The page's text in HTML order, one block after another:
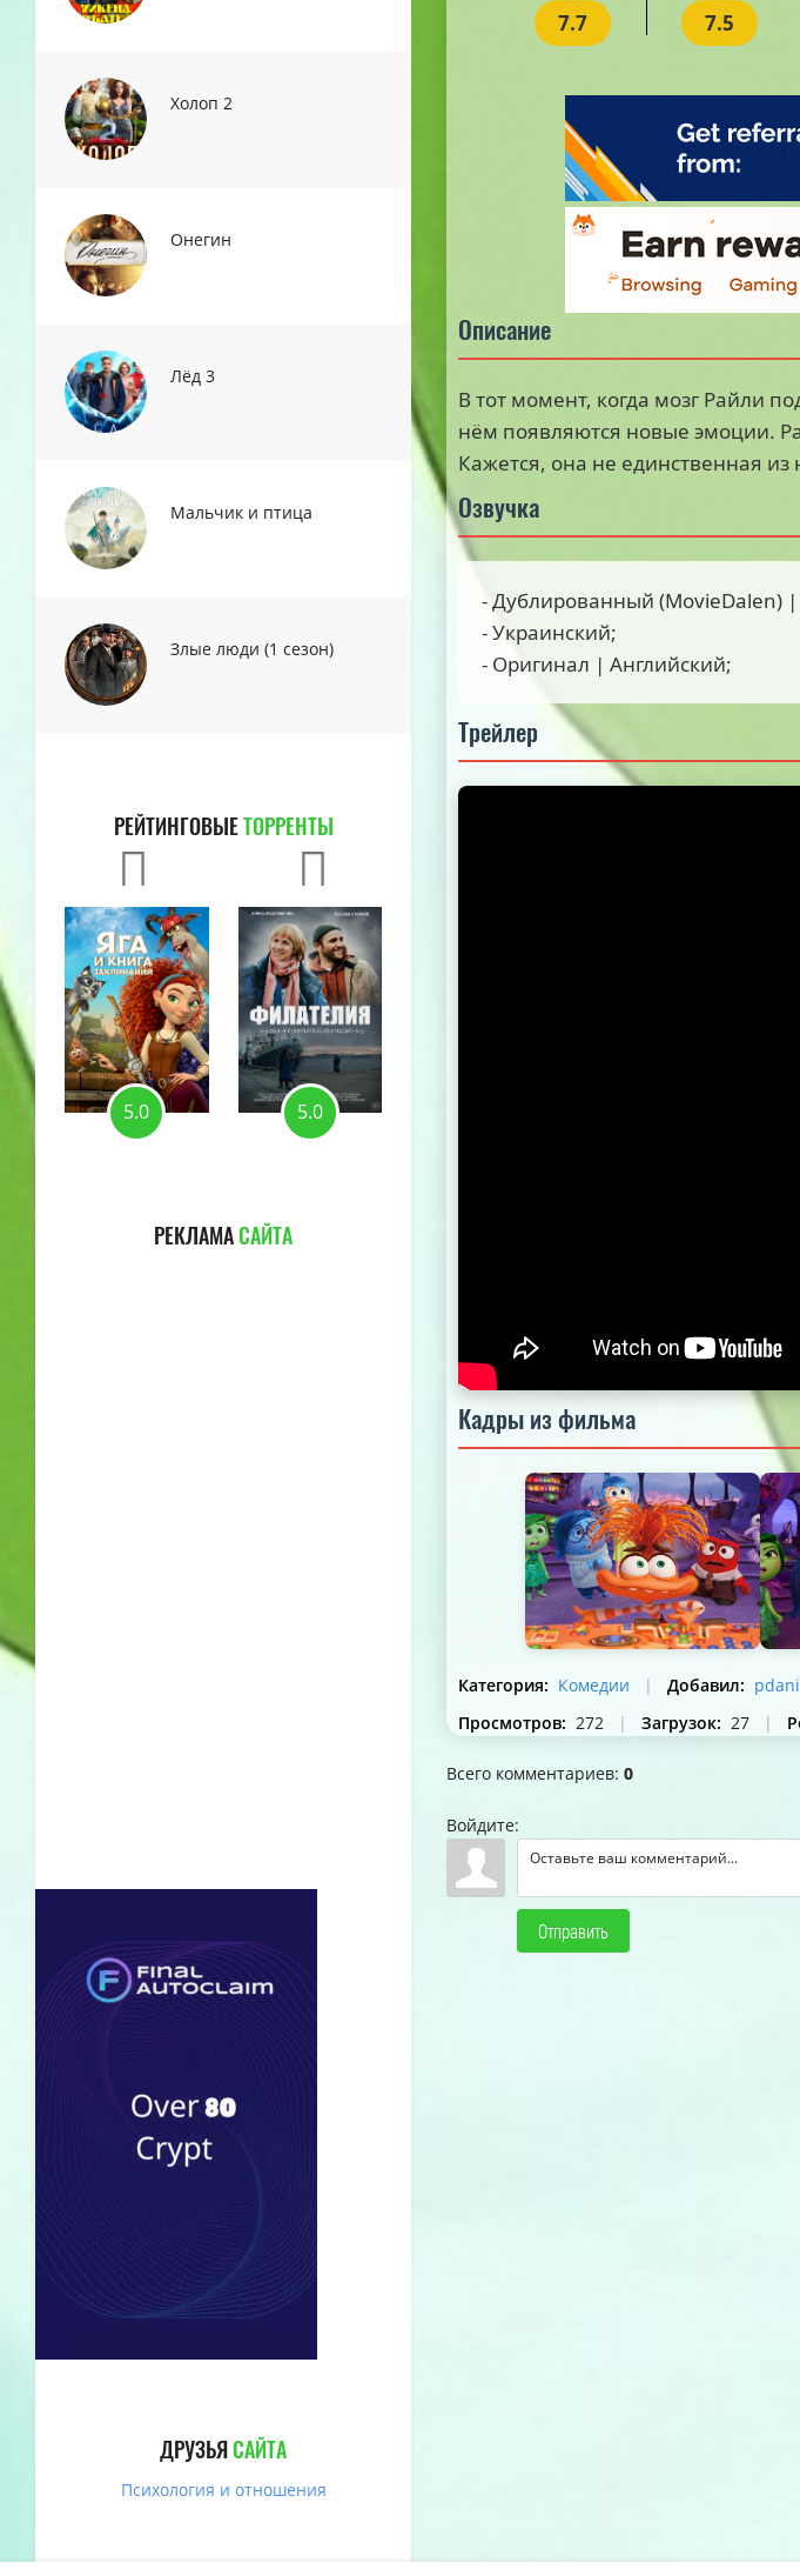
Холоп 2
Онегин
Лёд 3
Мальчик и птица
Злые люди (1 сезон)
РЕЙТИНГОВЫЕТОРРЕНТЫ
5.0 5.0
РЕКЛАМАСАЙТА
ДРУЗЬЯСАЙТА
Психология и отношения
7.7 7.5
Описание
В тот момент, когда мозг Райли
нём появляются новые эмоции.
Кажется, она не единственная
Озвучка
- Дублированный (MovieDalen) |
- Украинский;
- Оригинал | Английский;
Трейлер
Кадры из фильма
Категория: Комедии | Добавил:
Просмотров: 272 | Загрузок: 27 |
Всего комментариев: 0
Войдите:
Отправить